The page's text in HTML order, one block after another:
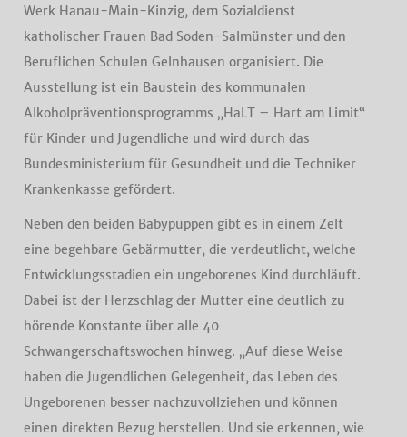
Werk Hanau-Main-Kinzig, dem Sozialdienst
katholischer Frauen Bad Soden-Salmünster und den
Beruflichen Schulen Gelnhausen organisiert. Die
Ausstellung ist ein Baustein des kommunalen
Alkoholpräventionsprogramms „HaLT – Hart am Limit“
für Kinder und Jugendliche und wird durch das
Bundesministerium für Gesundheit und die Techniker
Krankenkasse gefördert.
Neben den beiden Babypuppen gibt es in einem Zelt
eine begehbare Gebärmutter, die verdeutlicht, welche
Entwicklungsstadien ein ungeborenes Kind durchläuft.
Dabei ist der Herzschlag der Mutter eine deutlich zu
hörende Konstante über alle 40
Schwangerschaftswochen hinweg. „Auf diese Weise
haben die Jugendlichen Gelegenheit, das Leben des
Ungeborenen besser nachzuvollziehen und können
einen direkten Bezug herstellen. Und sie erkennen, wie